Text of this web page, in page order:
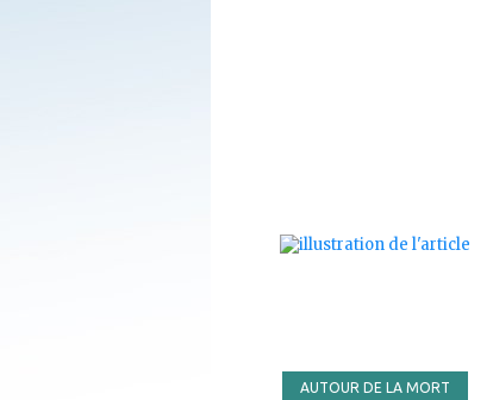
AUTOUR DE LA MORT